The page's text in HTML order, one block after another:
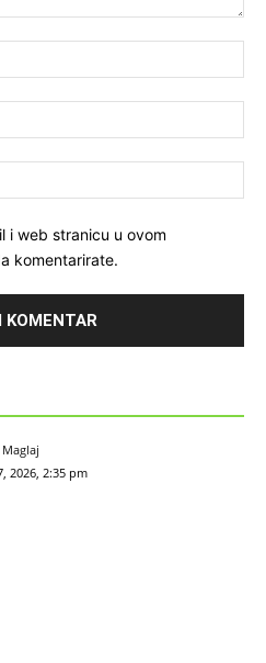
i web stranicu u ovom
komentarirate.
Maglaj
2026, 2:35 pm